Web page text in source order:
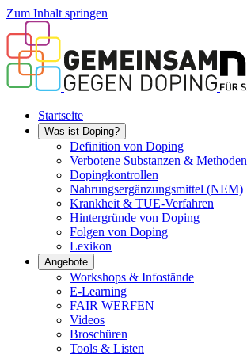
Zum Inhalt springen
Startseite
Was ist Doping?
Definition von Doping
Verbotene Substanzen & Methoden
Dopingkontrollen
Nahrungsergänzungsmittel (NEM)
Krankheit & TUE-Verfahren
Hintergründe von Doping
Folgen von Doping
Lexikon
Angebote
Workshops & Infostände
E-Learning
FAIR WERFEN
Videos
Broschüren
Tools & Listen